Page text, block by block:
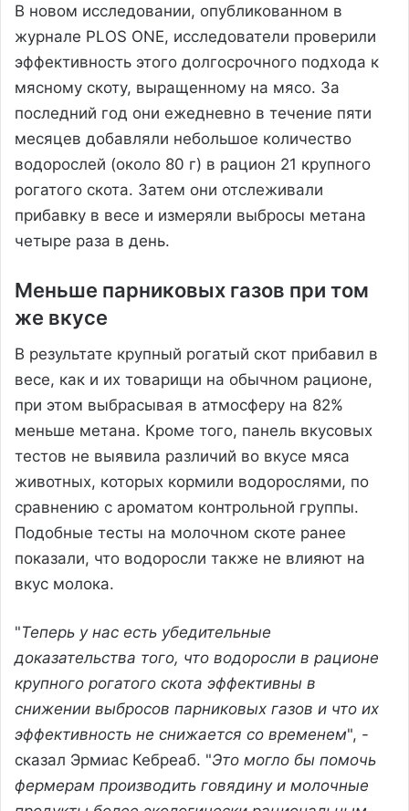
В новом исследовании, опубликованном в
журнале PLOS ONE, исследователи проверили
эффективность этого долгосрочного подхода к
мясному скоту, выращенному на мясо. За
последний год они ежедневно в течение пяти
месяцев добавляли небольшое количество
водорослей (около 80 г) в рацион 21 крупного
рогатого скота. Затем они отслеживали
прибавку в весе и измеряли выбросы метана
четыре раза в день.
Меньше парниковых газов при том
же вкусе
В результате крупный рогатый скот прибавил в
весе, как и их товарищи на обычном рационе,
при этом выбрасывая в атмосферу на 82%
меньше метана. Кроме того, панель вкусовых
тестов не выявила различий во вкусе мяса
животных, которых кормили водорослями, по
сравнению с ароматом контрольной группы.
Подобные тесты на молочном скоте ранее
показали, что водоросли также не влияют на
вкус молока.
"Теперь у нас есть убедительные
доказательства того, что водоросли в рационе
крупного рогатого скота эффективны в
снижении выбросов парниковых газов и что их
эффективность не снижается со временем", -
сказал Эрмиас Кебреаб. "Это могло бы помочь
фермерам производить говядину и молочные